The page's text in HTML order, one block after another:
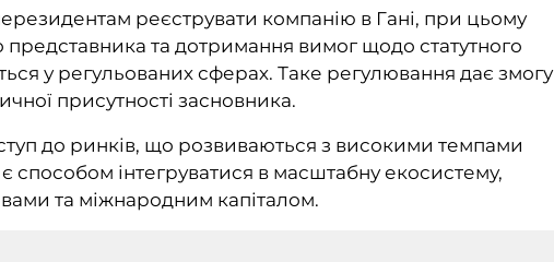
реєструвати компанію в Гані, при цьому
та дотримання вимог щодо статутного
у регульованих сферах. Таке регулювання дає змогу
присутності засновника.
до ринків, що розвиваються з високими темпами
є способом інтегруватися в масштабну екосистему,
та міжнародним капіталом.